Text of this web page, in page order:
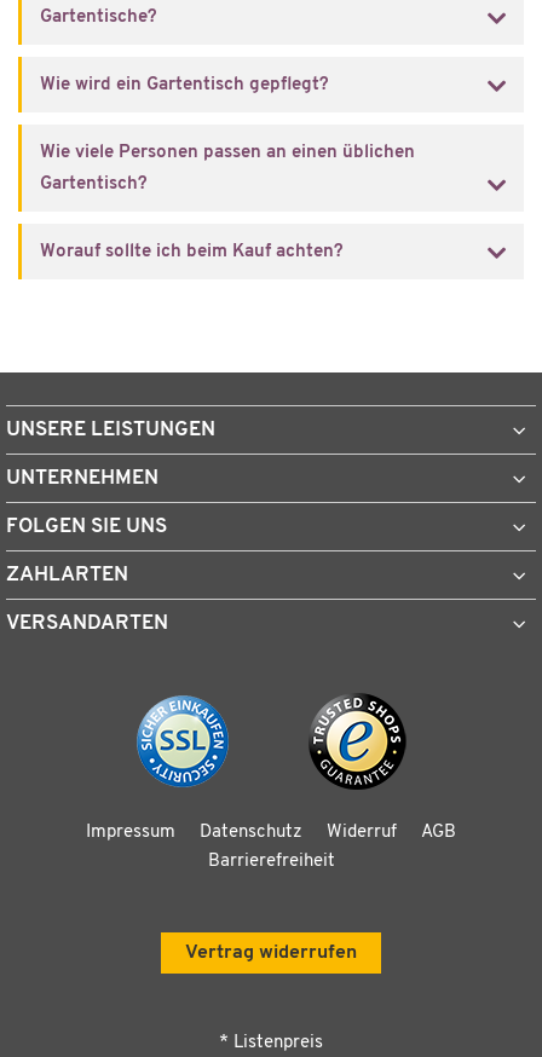
Gartentische?
Wie wird ein Gartentisch gepflegt?
Wie viele Personen passen an einen üblichen
Gartentisch?
Worauf sollte ich beim Kauf achten?
UNSERE LEISTUNGEN
UNTERNEHMEN
FOLGEN SIE UNS
ZAHLARTEN
VERSANDARTEN
Impressum Datenschutz Widerruf
AGB
Barrierefreiheit
Vertrag widerrufen
* Listenpreis